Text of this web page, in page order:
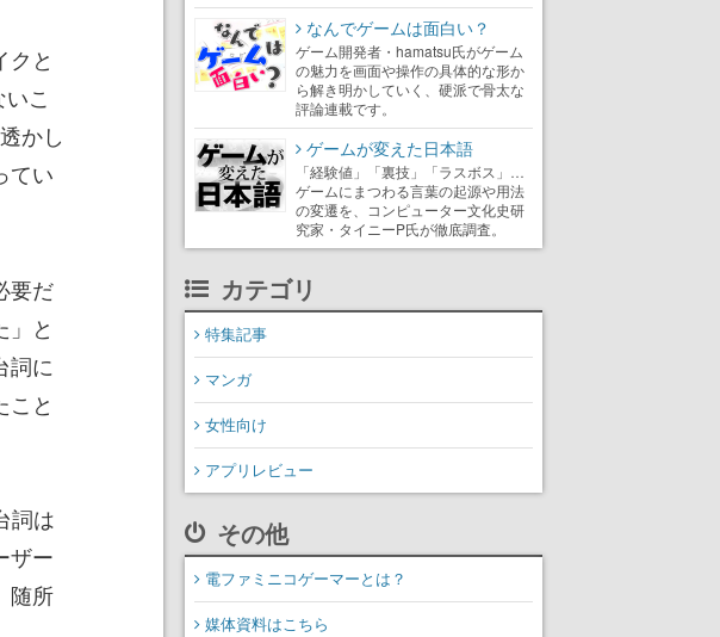
クと
こ
かし
てい
要だ
」と
詞に
こと
詞は
ザー
随所
なんでゲームは面白い？
ゲーム開発者・hamatsu氏がゲーム
の魅力を画面や操作の具体的な形か
ら解き明かしていく、硬派で骨太な
評論連載です。
ゲームが変えた日本語
「経験値」「裏技」「ラスボス」…
ゲームにまつわる言葉の起源や用法
の変遷を、コンピューター文化史研
究家・タイニーP氏が徹底調査。
カテゴリ
特集記事
マンガ
女性向け
アプリレビュー
その他
電ファミニコゲーマーとは？
媒体資料はこちら